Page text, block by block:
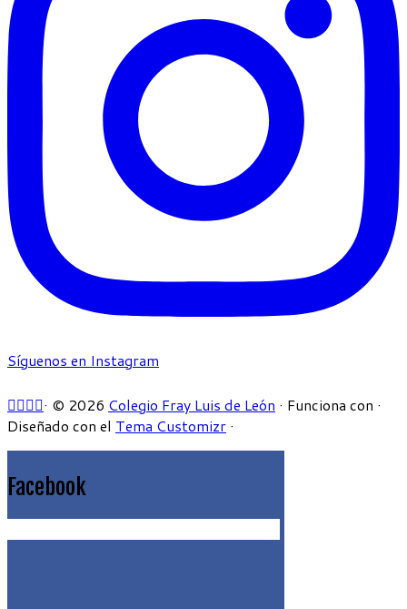
Síguenos en Instagram
· © 2026 Colegio Fray Luis de León · Funciona con ·
Diseñado con el Tema Customizr ·
Facebook